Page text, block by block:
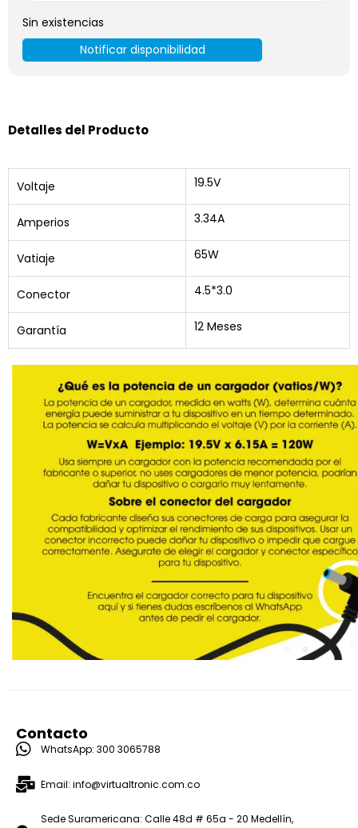
Sin existencias
Notificar disponibilidad
Detalles del Producto
Voltaje 19.5V
Amperios 3.34A
Vatiaje 65W
Conector 4.5*3.0
Garantía 12 Meses
Contacto
WhatsApp: 300 3065788
Email: info@virtualtronic.com.co
Sede Suramericana: Calle 48d # 65a - 20 Medellín,